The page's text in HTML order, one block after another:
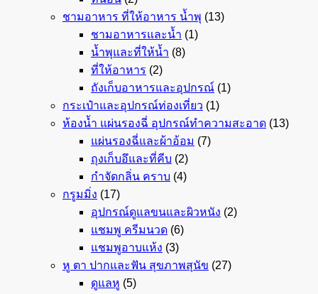
ชามอาหาร ที่ให้อาหาร น้ำพุ (13)
ชามอาหารและน้ำ (1)
น้ำพุและที่ให้น้ำ (8)
ที่ให้อาหาร (2)
ถังเก็บอาหารและอุปกรณ์ (1)
กระเป๋าและอุปกรณ์ท่องเที่ยว (1)
ห้องน้ำ แผ่นรองฉี่ อุปกรณ์ทำความสะอาด (13)
แผ่นรองฉี่และผ้าอ้อม (7)
ถุงเก็บอึและที่คีบ (2)
กำจัดกลิ่น คราบ (4)
กรูมมิ่ง (17)
อุปกรณ์ดูแลขนและผิวหนัง (2)
แชมพู ครีมนวด (6)
แชมพูอาบแห้ง (3)
หู ตา ปากและฟัน สุขภาพสุนัข (27)
ดูแลหู (5)